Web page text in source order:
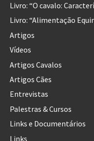
Livro: “O cavalo:
Livro: “Alimentação
Artigos
Vídeos
Artigos Cavalos
Artigos Cães
Entrevistas
Palestras & Cursos
Links e Documentários
Links